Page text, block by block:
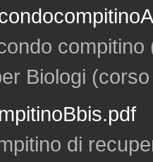
compitino
Biologi
di